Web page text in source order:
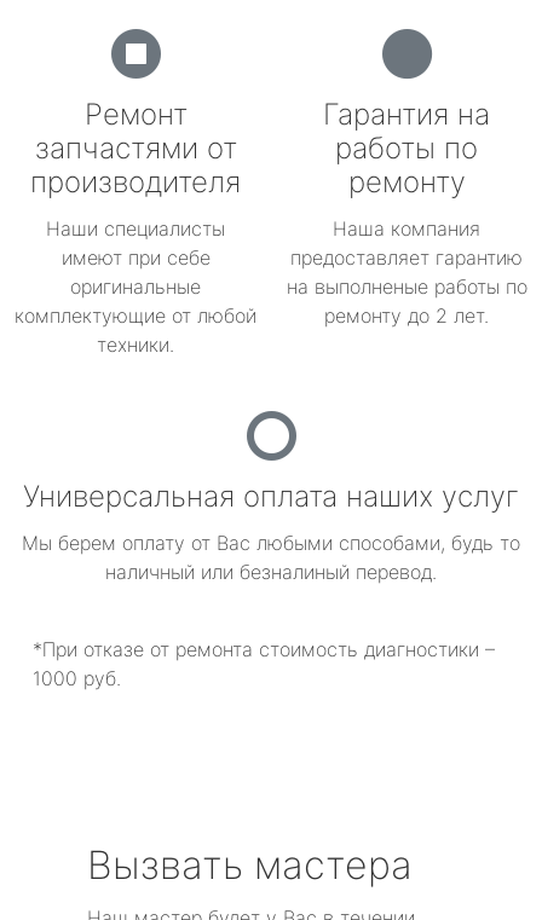
Ремонт
запчастями от
производителя
Наши специалисты
имеют при себе
оригинальные
комплектующие от любой
техники.
Гарантия на
работы по
ремонту
Наша компания
предоставляет гарантию
на выполненые работы по
ремонту до 2 лет.
Универсальная оплата наших услуг
Мы берем оплату от Вас любыми способами, будь то
наличный или безналиный перевод.
*При отказе от ремонта стоимость диагностики –
1000 руб.
Вызвать мастера